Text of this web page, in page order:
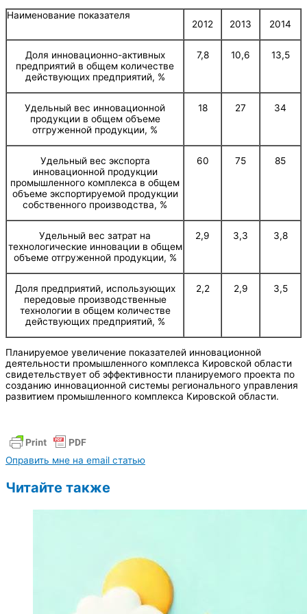
Наименование показателя
2012
2013 2014
Доля инновационно-активных
предприятий в общем количестве
действующих предприятий, %
7,8 10,6 13,5
Удельный вес инновационной
продукции в общем объеме
отгруженной продукции, %
18 27 34
Удельный вес экспорта
инновационной продукции
промышленного комплекса в общем
объеме экспортируемой продукции
собственного производства, %
60 75 85
Удельный вес затрат на
технологические инновации в общем
объеме отгруженной продукции, %
2,9 3,3 3,8
Доля предприятий, использующих
передовые производственные
технологии в общем количестве
действующих предприятий, %
2,2 2,9 3,5
Планируемое увеличение показателей инновационной
деятельности промышленного комплекса Кировской области
свидетельствует об эффективности планируемого проекта по
созданию инновационной системы регионального управления
развитием промышленного комплекса Кировской области.
Оправить мне на email статью
Читайте также